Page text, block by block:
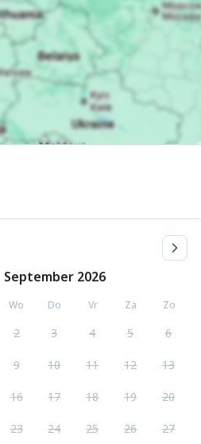
September 2026
Wo Do Vr Za Zo
2 3 4 5 6
9 10 11 12 13
16 17 18 19 20
23 24 25 26 27